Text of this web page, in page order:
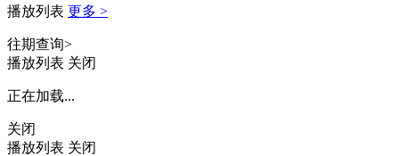
播放列表 更多 >
往期查询>
播放列表 关闭
正在加载...
关闭
播放列表 关闭